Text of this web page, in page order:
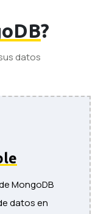
?
datos
MongoDB
datos en